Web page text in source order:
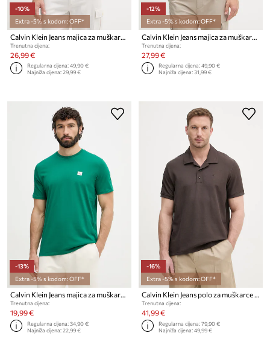
-10%
Extra -5% s kodom: OFF*
Trenutna cijena:
26,99 €
Regularna cijena:49,90 €
Najniža cijena:29,99 €
-12%
Extra -5% s kodom: OFF*
Trenutna cijena:
27,99 €
Regularna cijena:49,90 €
Najniža cijena:31,99 €
-13%
Extra -5% s kodom: OFF*
Calvin Klein Jeans majica za muškarce od pamuka
Trenutna cijena:
19,99 €
Regularna cijena:34,90 €
Najniža cijena:22,99 €
-16%
Extra -5% s kodom: OFF*
Calvin Klein Jeans polo za muškarce s pamukom
Trenutna cijena:
41,99 €
Regularna cijena:79,90 €
Najniža cijena:49,99 €